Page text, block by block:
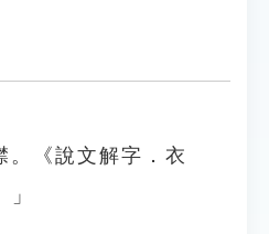
。《說文解字．衣